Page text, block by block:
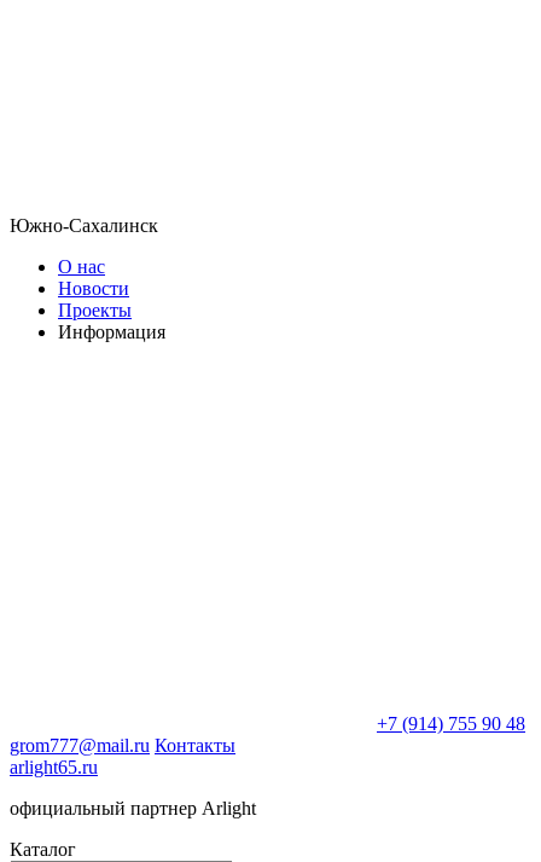
Южно-Сахалинск
О нас
Новости
Проекты
Информация
+7 (914) 755 90 48
grom777@mail.ru Контакты
arlight65.ru
официальный партнер Arlight
Каталог